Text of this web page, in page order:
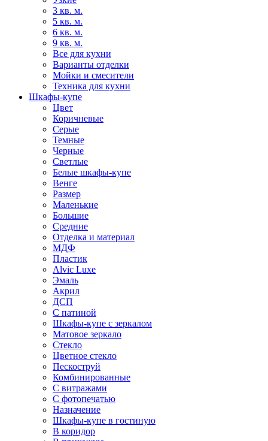
3 кв. м.
5 кв. м.
6 кв. м.
9 кв. м.
Все для кухни
Варианты отделки
Мойки и смесители
Техника для кухни
Шкафы-купе
Цвет
Коричневые
Серые
Темные
Черные
Светлые
Белые шкафы-купе
Венге
Размер
Маленькие
Большие
Средние
Отделка и материал
МДФ
Пластик
Alvic Luxe
Эмаль
Акрил
ДСП
С патиной
Шкафы-купе с зеркалом
Матовое зеркало
Стекло
Цветное стекло
Пескоструй
Комбинированные
С витражами
С фотопечатью
Назначение
Шкафы-купе в гостиную
В коридор